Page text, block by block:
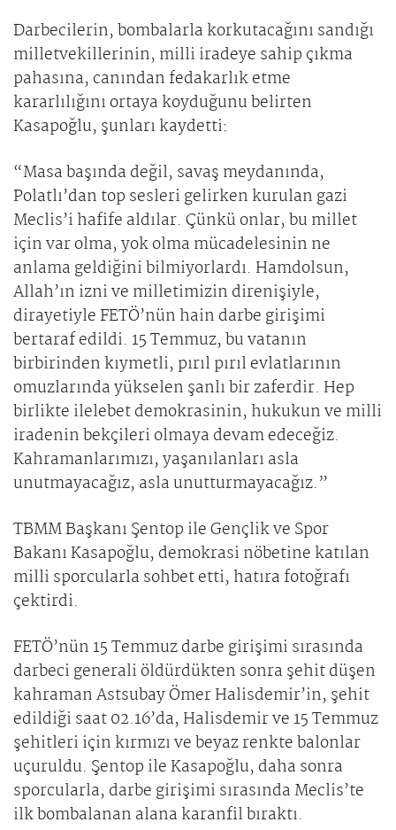
Darbecilerin, bombalarla korkutacağını sandığı
milletvekillerinin, milli iradeye sahip çıkma
pahasına, canından fedakarlık etme
kararlılığını ortaya koyduğunu belirten
Kasapoğlu, şunları kaydetti:
“Masa başında değil, savaş meydanında,
Polatlı’dan top sesleri gelirken kurulan gazi
Meclis’i hafife aldılar. Çünkü onlar, bu millet
için var olma, yok olma mücadelesinin ne
anlama geldiğini bilmiyorlardı. Hamdolsun,
Allah’ın izni ve milletimizin direnişiyle,
dirayetiyle FETÖ’nün hain darbe girişimi
bertaraf edildi. 15 Temmuz, bu vatanın
birbirinden kıymetli, pırıl pırıl evlatlarının
omuzlarında yükselen şanlı bir zaferdir. Hep
birlikte ilelebet demokrasinin, hukukun ve milli
iradenin bekçileri olmaya devam edeceğiz.
Kahramanlarımızı, yaşanılanları asla
unutmayacağız, asla unutturmayacağız.”
TBMM Başkanı Şentop ile Gençlik ve Spor
Bakanı Kasapoğlu, demokrasi nöbetine katılan
milli sporcularla sohbet etti, hatıra fotoğrafı
çektirdi.
FETÖ’nün 15 Temmuz darbe girişimi sırasında
darbeci generali öldürdükten sonra şehit düşen
kahraman Astsubay Ömer Halisdemir’in, şehit
edildiği saat 02.16’da, Halisdemir ve 15 Temmuz
şehitleri için kırmızı ve beyaz renkte balonlar
uçuruldu. Şentop ile Kasapoğlu, daha sonra
sporcularla, darbe girişimi sırasında Meclis’te
ilk bombalanan alana karanfil bıraktı.